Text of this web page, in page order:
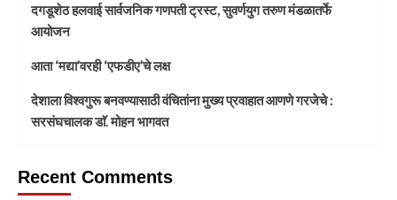
दगडूशेठ हलवाई सार्वजनिक गणपती ट्रस्ट, सुवर्णयुग तरुण मंडळातर्फे
आयोजन
आता ‘मद्या’वरही ‘एफडीए’चे लक्ष
देशाला विश्वगुरू बनवण्यासाठी वंचितांना मुख्य प्रवाहात आणणे गरजेचे :
सरसंघचालक डाॅ. मोहन भागवत
Recent Comments